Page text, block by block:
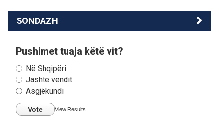
SONDAZH
Pushimet tuaja këtë vit?
Në Shqipëri
Jashtë vendit
Asgjëkundi
Vote View Results